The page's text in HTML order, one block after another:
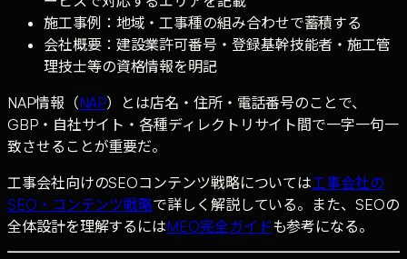
施工事例：地域・工事種の組み合わせで蓄積する
会社概要：建設業許可番号・登録基幹技能者・施工管
理技士等の資格情報を明記
NAP情報（NAP）とは店名・住所・電話番号のことで、
GBP・自社サイト・各種ディレクトリサイト間で一字一句一
致させることが重要だ。
工事会社向けのSEOコンテンツ戦略については工事会社の
SEO・コンテンツ戦略で詳しく解説している。また、SEOの
全体設計を理解するにはMEO完全ガイドも参考になる。